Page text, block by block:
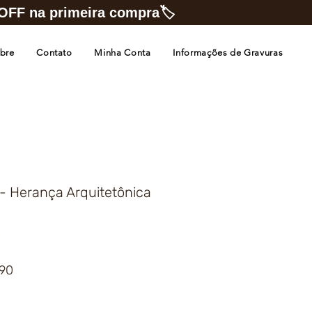
Contato Minha Conta Informações de Gravuras
OFF na primeira compra🏷️
Herança Arquitetônica